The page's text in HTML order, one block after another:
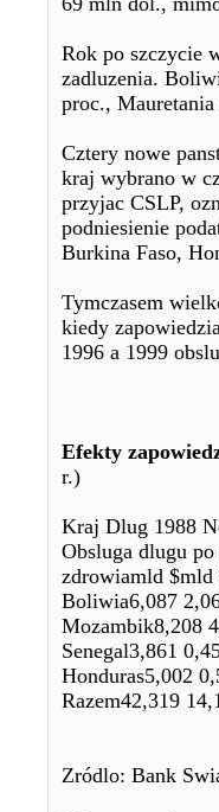
Rok po szczycie
zadluzenia.
proc.,
Cztery nowe
kraj wybrano w
przyjac CSLP,
podniesienie
Burkina Faso,
Tymczasem
kiedy
1996 a 1999
Efekty
r.)
Kraj Dlug 1988
Obsluga dlugu
zdrowiamld $mld
Boliwia6,087
Mozambik8,208
Senegal3,861
Honduras5,002
Razem42,319
Zródlo: Bank